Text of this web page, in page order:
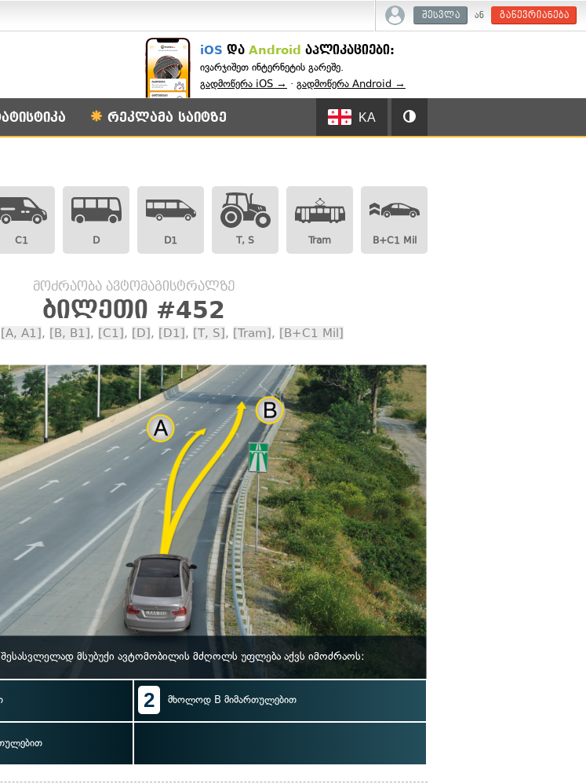
შესვლა ან გაწევრიანება
iOS და Android აპლიკაციები:
ივარჯიშეთ ინტერნეტის გარეშე.
გადმოწერა iOS → · გადმოწერა Android →
რეკლამა საიტზე KA
C1 D D1 T, S Tram B+C1 Mil
მოძრაობა ავტომაგისტრალზე
ბილეთი #452
[A, A1], [B, B1], [C1], [D], [D1], [T, S], [Tram], [B+C1 Mil]
მსუბუქი ავტომობილის მძღოლს უფლება აქვს იმოძრაოს:
2 მხოლოდ B მიმართულებით